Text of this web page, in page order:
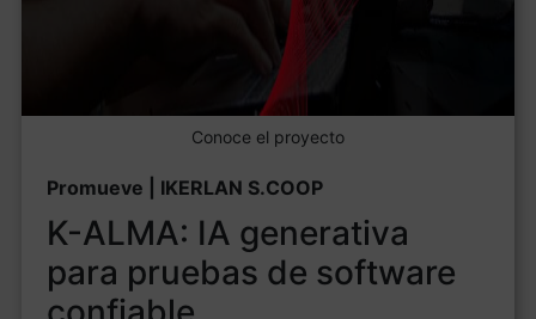
Conoce el proyecto
Promueve | IKERLAN S.COOP
K-ALMA: IA generativa
para pruebas de software